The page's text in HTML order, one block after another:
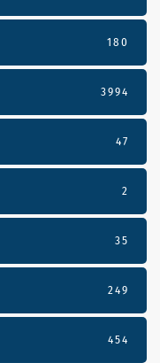
180
3994
47
2
35
249
454